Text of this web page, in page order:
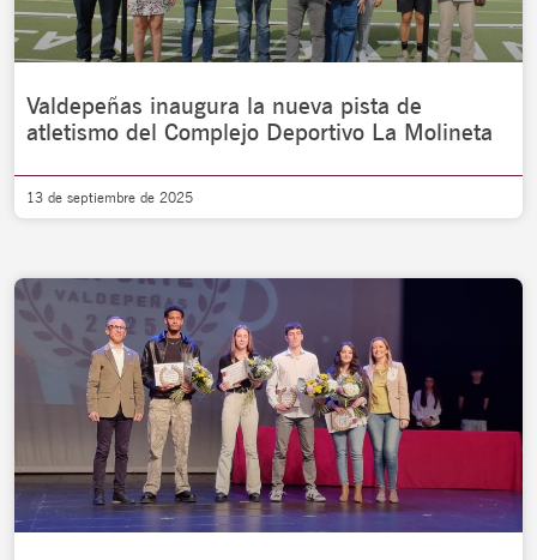
Valdepeñas inaugura la nueva pista de
atletismo del Complejo Deportivo La Molineta
13 de septiembre de 2025